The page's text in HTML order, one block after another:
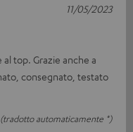
al top. Grazie anche a
consegnato, testato
(tradotto automaticamente *)
11/05/2023